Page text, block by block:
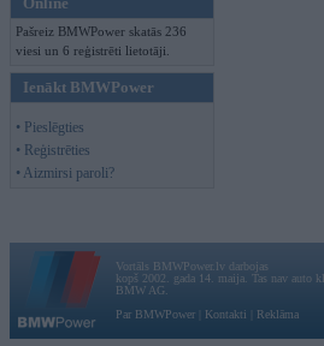
Pašreiz BMWPower skatās 236
viesi un 6 reģistrēti lietotāji.
Ienākt BMWPower
• Pieslēgties
• Reģistrēties
• Aizmirsi paroli?
Vortāls BMWPower.lv darbojas
kopš 2002. gada 14. maija. Tas nav auto
BMW AG.
Par BMWPower
Kontakti Reklāma